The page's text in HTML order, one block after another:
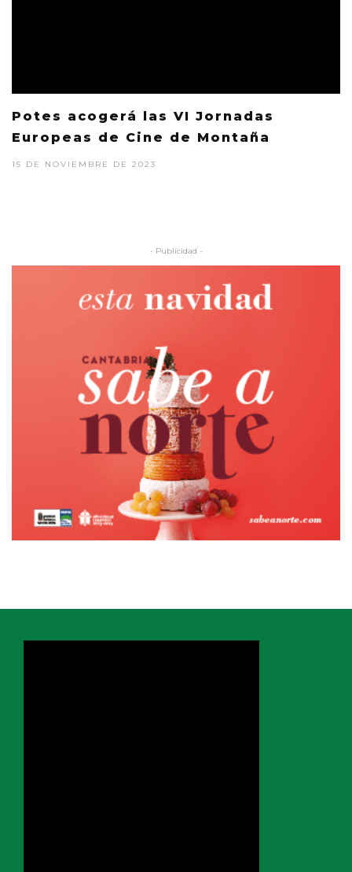
Potes acogerá las VI Jornadas
Europeas de Cine de Montaña
15 DE NOVIEMBRE DE 2023
- Publicidad -